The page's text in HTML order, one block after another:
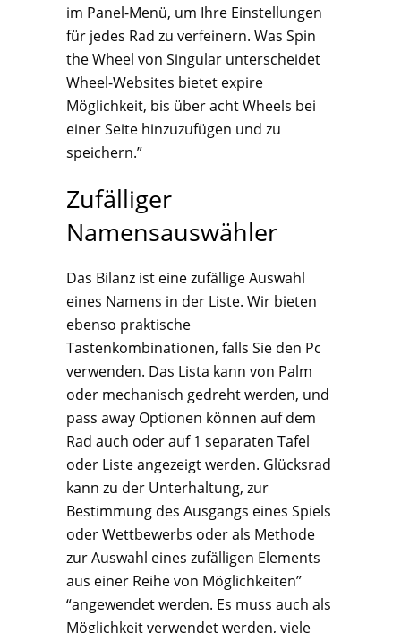
im Panel-Menü, um Ihre Einstellungen
für jedes Rad zu verfeinern. Was Spin
the Wheel von Singular unterscheidet
Wheel-Websites bietet expire
Möglichkeit, bis über acht Wheels bei
einer Seite hinzuzufügen und zu
speichern.”
Zufälliger
Namensauswähler
Das Bilanz ist eine zufällige Auswahl
eines Namens in der Liste. Wir bieten
ebenso praktische
Tastenkombinationen, falls Sie den Pc
verwenden. Das Lista kann von Palm
oder mechanisch gedreht werden, und
pass away Optionen können auf dem
Rad auch oder auf 1 separaten Tafel
oder Liste angezeigt werden. Glücksrad
kann zu der Unterhaltung, zur
Bestimmung des Ausgangs eines Spiels
oder Wettbewerbs oder als Methode
zur Auswahl eines zufälligen Elements
aus einer Reihe von Möglichkeiten”
“angewendet werden. Es muss auch als
Möglichkeit verwendet werden, viele